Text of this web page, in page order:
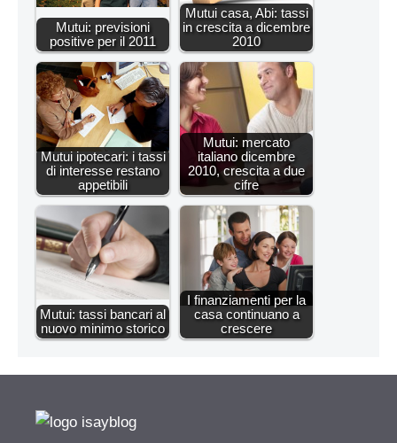
Mutui: previsioni
positive per il 2011
Mutui casa, Abi: tassi
in crescita a dicembre
2010
Mutui ipotecari: i tassi
di interesse restano
appetibili
Mutui: mercato
italiano dicembre
2010, crescita a due
cifre
Mutui: tassi bancari al
nuovo minimo storico
I finanziamenti per la
casa continuano a
crescere